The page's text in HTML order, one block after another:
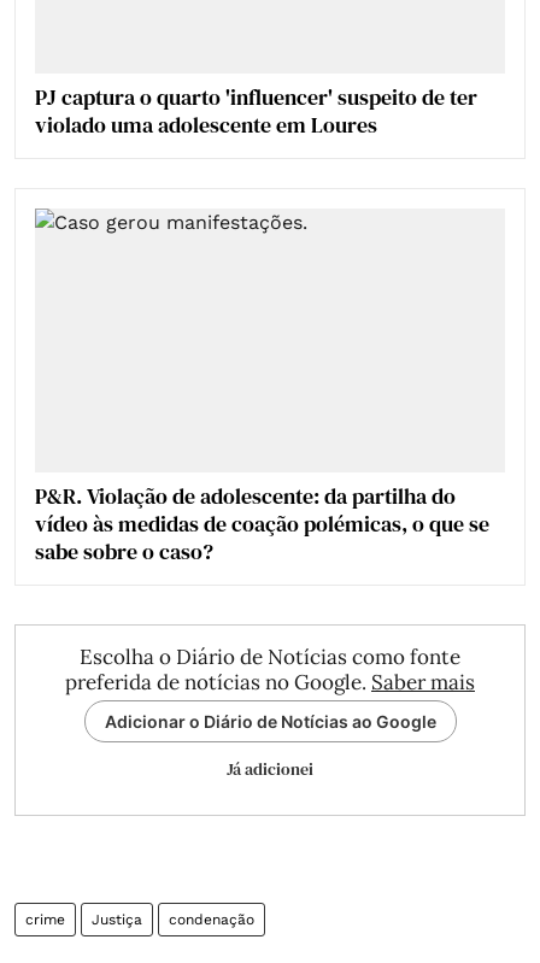
PJ captura o quarto 'influencer' suspeito de ter
violado uma adolescente em Loures
P&R. Violação de adolescente: da partilha do
vídeo às medidas de coação polémicas, o que se
sabe sobre o caso?
Escolha o Diário de Notícias como fonte
preferida de notícias no Google. Saber mais
Adicionar o Diário de Notícias ao Google
Já adicionei
crime Justiça condenação